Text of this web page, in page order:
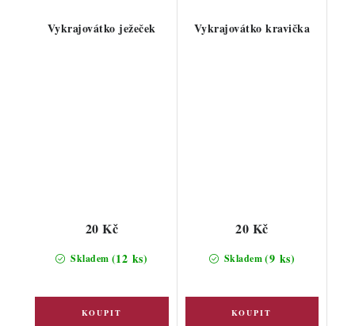
Vykrajovátko ježeček
Skladem (12 ks)
20 Kč
Vykrajovátko kravička
Skladem(9 ks)
20 Kč